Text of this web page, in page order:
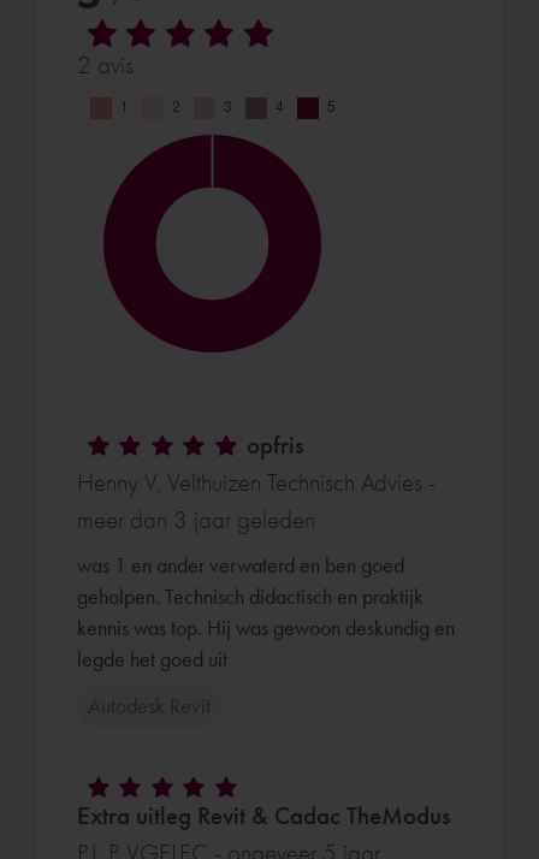
2 avis
opfris
Henny V, Velthuizen Technisch Advies -
meer dan 3 jaar geleden
was 1 en ander verwaterd en ben goed
geholpen. Technisch didactisch en praktijk
kennis was top. Hij was gewoon deskundig en
legde het goed uit
Autodesk Revit
Extra uitleg Revit & Cadac TheModus